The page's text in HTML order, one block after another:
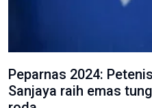
Peparnas 2024:
Sanjaya raih emas